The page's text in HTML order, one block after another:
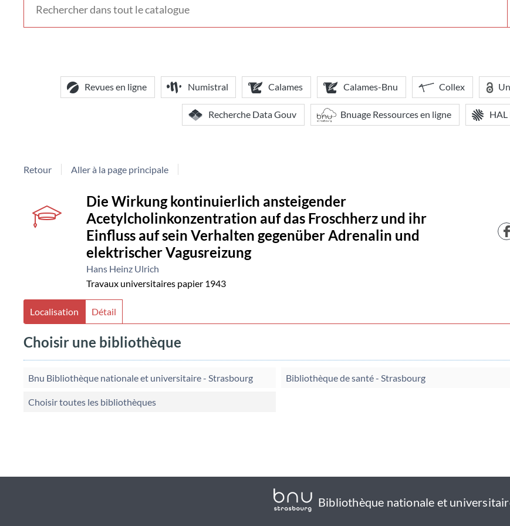
voir
Revues en ligne Numistral Calames Calames-Bnu Collex
Recherche Data Gouv Bnuage Ressources en ligne HAL
Retour Aller à la page principale
Détail
document
Die Wirkung kontinuierlich ansteigender
Acetylcholinkonzentration auf das Froschherz und ihr
Einfluss auf sein Verhalten gegenüber Adrenalin und
elektrischer Vagusreizung
Hans Heinz Ulrich
Travaux universitaires papier 1943
Localisation Détail
Choisir une bibliothèque
Bnu Bibliothèque nationale et universitaire - Strasbourg Bibliothèque de santé - Strasbourg
Choisir toutes les bibliothèques
Bibliothèque nationale et